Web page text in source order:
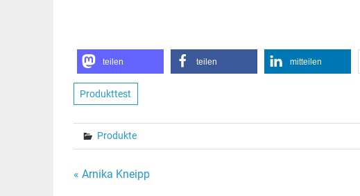
teilen teilen mitteilen
Produkttest
Produkte
Beitragsnavigation
« Arnika Kneipp